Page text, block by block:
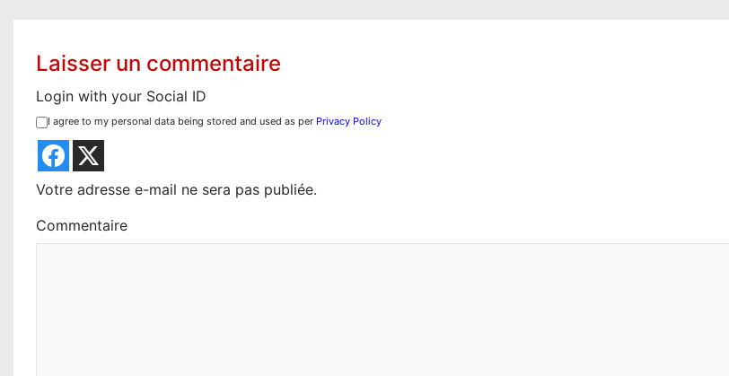
Laisser un commentaire
Login with your Social ID
I agree to my personal data being stored and used as per Privacy Policy
Votre adresse e-mail ne sera pas publiée.
Commentaire